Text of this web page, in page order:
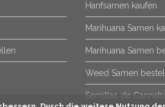
Hanfsamen kaufen
Marihuana Samen
Marihuana Samen
Weed Samen
Semillas de